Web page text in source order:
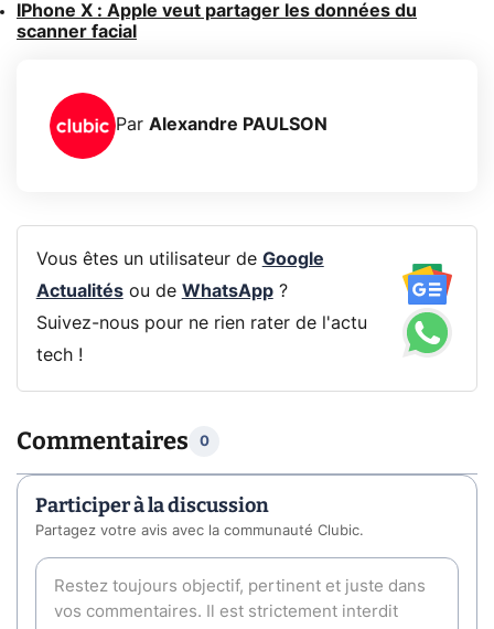
IPhone X : Apple veut partager les données du
scanner facial
Par Alexandre PAULSON
Vous êtes un utilisateur de Google
Actualitésou de WhatsApp?
Suivez-nous pour ne rien rater de l'actu
tech !
Commentaires 0
Participer à la discussion
Partagez votre avis avec la communauté Clubic.